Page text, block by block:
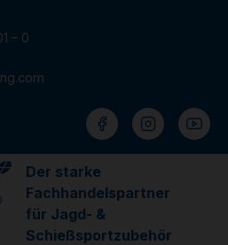
– 0
Der starke
Fachhandelspartner
für Jagd- &
Schießsportzubehör